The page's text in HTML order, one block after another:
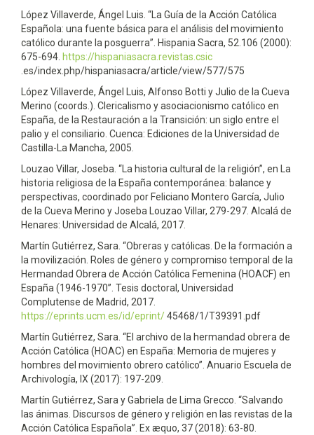
López Villaverde, Ángel Luis. “La Guía de la Acción Católica
Española: una fuente básica para el análisis del movimiento
católico durante la posguerra”. Hispania Sacra, 52.106 (2000):
675-694. https://hispaniasacra.revistas.csic
.es/index.php/hispaniasacra/article/view/577/575
López Villaverde, Ángel Luis, Alfonso Botti y Julio de la Cueva
Merino (coords.). Clericalismo y asociacionismo católico en
España, de la Restauración a la Transición: un siglo entre el
palio y el consiliario. Cuenca: Ediciones de la Universidad de
Castilla-La Mancha, 2005.
Louzao Villar, Joseba. “La historia cultural de la religión”, en La
historia religiosa de la España contemporánea: balance y
perspectivas, coordinado por Feliciano Montero García, Julio
de la Cueva Merino y Joseba Louzao Villar, 279-297. Alcalá de
Henares: Universidad de Alcalá, 2017.
Martín Gutiérrez, Sara. “Obreras y católicas. De la formación a
la movilización. Roles de género y compromiso temporal de la
Hermandad Obrera de Acción Católica Femenina (HOACF) en
España (1946-1970”. Tesis doctoral, Universidad
Complutense de Madrid, 2017.
https://eprints.ucm.es/id/eprint/45468/1/T39391.pdf
Martín Gutiérrez, Sara. “El archivo de la hermandad obrera de
Acción Católica (HOAC) en España: Memoria de mujeres y
hombres del movimiento obrero católico”. Anuario Escuela de
Archivología, IX (2017): 197-209.
Martín Gutiérrez, Sara y Gabriela de Lima Grecco. “Salvando
las ánimas. Discursos de género y religión en las revistas de la
Acción Católica Española”. Ex æquo, 37 (2018): 63-80.